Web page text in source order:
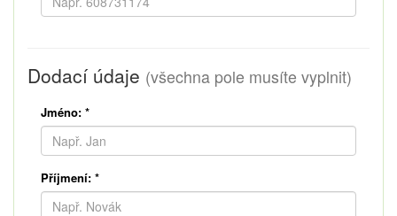
Dodací údaje (všechna pole musíte vyplnit)
Jméno: *
Příjmení: *